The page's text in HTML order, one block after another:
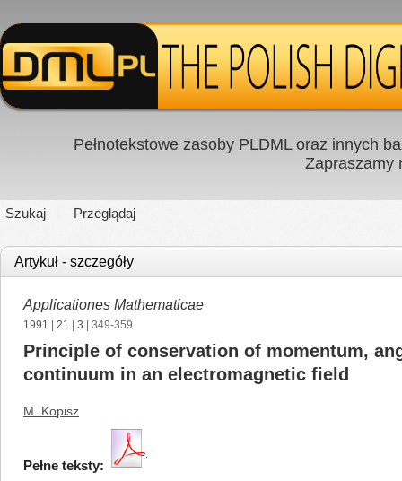
Pełnotekstowe zasoby PLDML oraz innych
Zapraszamy
Szukaj Przeglądaj
Artykuł - szczegóły
Applicationes Mathematicae
1991 21 3 | 349-359
Principle of conservation of momentum,
continuum in an electromagnetic field
M. Kopisz
Pełne teksty: